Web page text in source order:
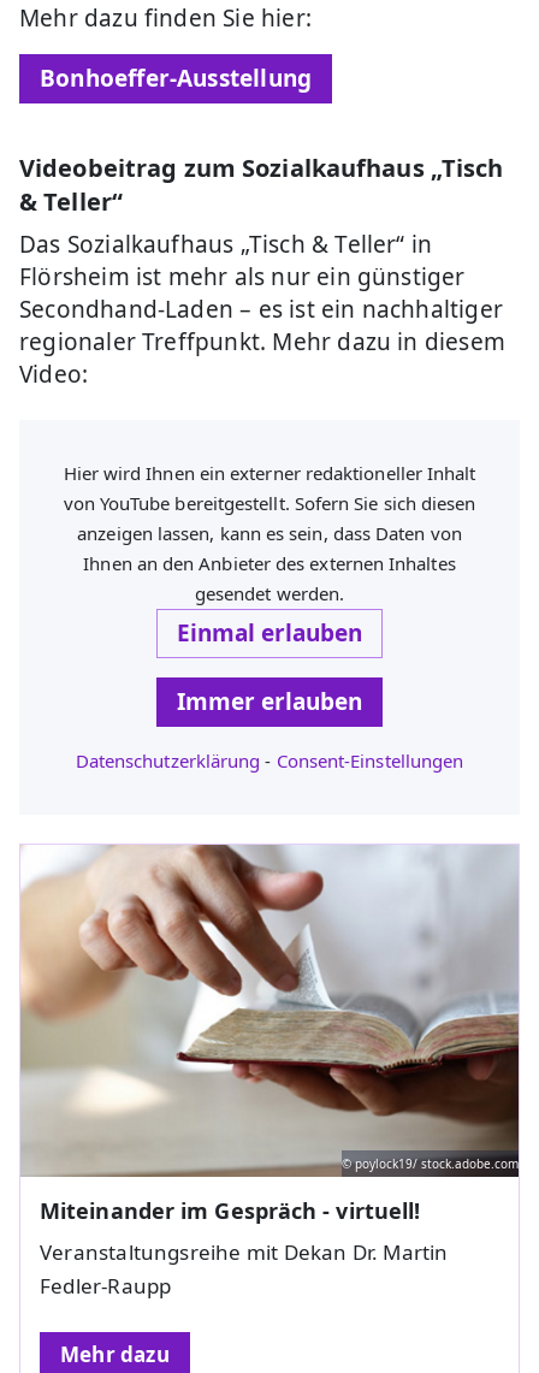
Mehr dazu finden Sie hier:
Bonhoeffer-Ausstellung
Videobeitrag zum Sozialkaufhaus „Tisch
& Teller“
Das Sozialkaufhaus „Tisch & Teller“ in
Flörsheim ist mehr als nur ein günstiger
Secondhand-Laden – es ist ein nachhaltiger
regionaler Treffpunkt. Mehr dazu in diesem
Video:
Hier wird Ihnen ein externer redaktioneller Inhalt
von YouTube bereitgestellt. Sofern Sie sich diesen
anzeigen lassen, kann es sein, dass Daten von
Ihnen an den Anbieter des externen Inhaltes
gesendet werden.
Einmal erlauben
Immer erlauben
Datenschutzerklärung - Consent-Einstellungen
© poylock19/ stock.adobe.com
Miteinander im Gespräch - virtuell!
Veranstaltungsreihe mit Dekan Dr. Martin
Fedler-Raupp
Mehr dazu